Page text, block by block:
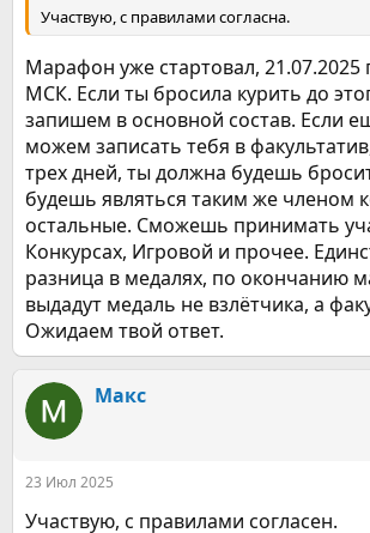
Участвую, с правилами согласна.
Марафон уже стартовал, 21.07.2025
МСК. Если ты бросила курить до
запишем в основной состав. Если
можем записать тебя в
трех дней, ты должна будешь
будешь являться таким же членом
остальные. Сможешь принимать
Конкурсах, Игровой и прочее.
разница в медалях, по окончанию
выдадут медаль не взлётчика, а
Ожидаем твой ответ.
Макс
23 Июл 2025
Участвую, с правилами согласен.